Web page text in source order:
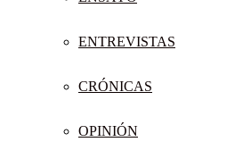
ENTREVISTAS
CRÓNICAS
OPINIÓN